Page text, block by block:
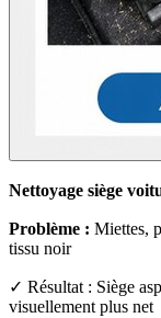
Nettoyage siège
Problème : Miettes,
tissu noir
✓ Résultat : Siège
visuellement plus net